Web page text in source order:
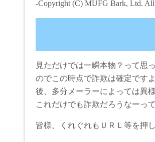
-Copyright (C) MUFG Bark, Ltd. All
見ただけでは一瞬本物？って思
のでこの時点で詐欺は確定ですよ
後、多分メーラーによっては異
これだけでも詐欺だろうなーっ
皆様、くれぐれもＵＲＬ等を押